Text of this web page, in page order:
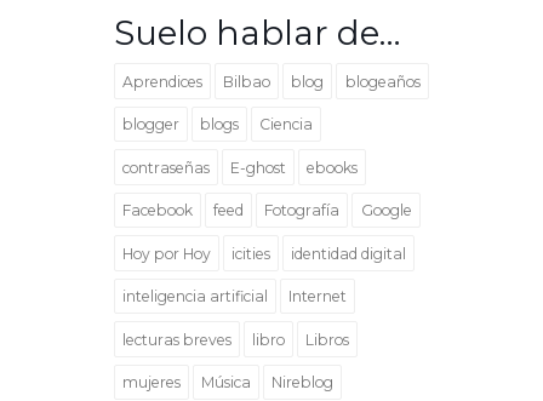
Suelo hablar de…
Aprendices Bilbao blog blogeaños
blogger blogs Ciencia
contraseñas E-ghost ebooks
Facebook feed Fotografía Google
Hoy por Hoy icities identidad digital
inteligencia artificial Internet
lecturas breves libro Libros
mujeres Música Nireblog